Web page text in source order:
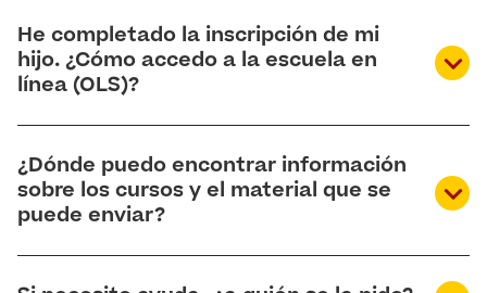
He completado la inscripción de mi
hijo. ¿Cómo accedo a la escuela en
línea (OLS)?
una para el instructor y otra para cada alumno
matriculado.Vea este vídeo
para obtener
instrucciones paso a paso sobre cómo configurar
esas cuentas.
¿Dónde puedo encontrar información
sobre los cursos y el material que se
puede enviar?